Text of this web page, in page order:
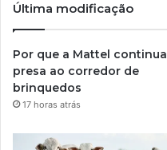
Última modificação
Por que a Mattel continua
presa ao corredor de
brinquedos
17 horas atrás